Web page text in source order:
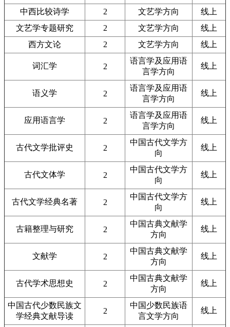
中西比较诗学 2 文艺学方向
线上
文艺学专题研究
2 文艺学方向
线上
西方文论
2 文艺学方向 线上
词汇学 2
语言学及应用语
言学方向
线上
语义学 2
语言学及应用语
言学方向
线上
应用语言学 2
语言学及应用语
言学方向
线上
古代文学批评史 2
中国古代文学方
向
线上
古代文体学 2
中国古代文学方
向
线上
古代文学经典名著 2
中国古代文学方
向
线上
古籍整理与研究 2
中国古典文献学
方向
线上
文献学 2
中国古典文献学
方向
线上
古代学术思想史 2
中国古典文献学
方向
线上
中国古代少数民族文
学经典文献导读
2
中国少数民族语
言文学方向
线上